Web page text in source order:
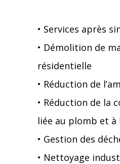
• Services après
• Démolition de
résidentielle
• Réduction de
• Réduction de la
liée au plomb et à
• Gestion des
• Nettoyage